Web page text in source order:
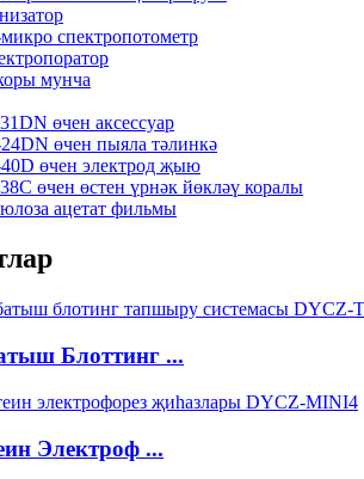
спектропотометр
мунча
өчен аксессуар
өчен пыяла тәлинкә
өчен электрод җыю
өчен өстен үрнәк йөкләү коралы
ацетат фильмы
Блоттинг ...
Электроф ...